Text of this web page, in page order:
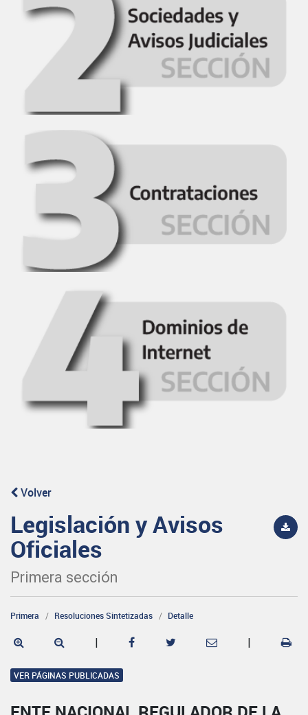
Volver
Legislación y Avisos
Oficiales
Primera sección
Primera Resoluciones Sintetizadas Detalle
| |
VER PÁGINAS PUBLICADAS